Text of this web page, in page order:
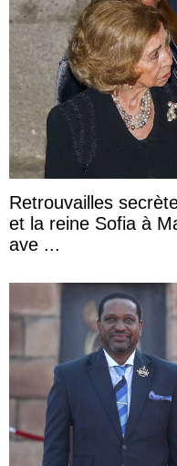
Retrouvailles
et la reine Sofia à
ave ...